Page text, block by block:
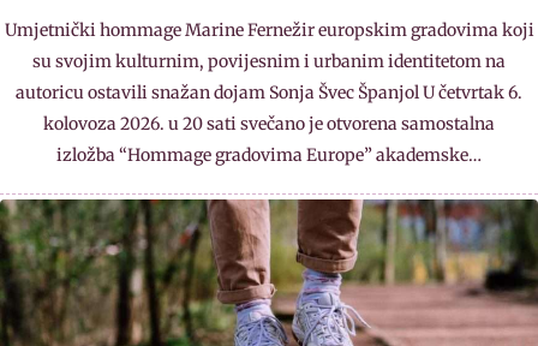
Umjetnički hommage Marine Fernežir europskim gradovima koji
su svojim kulturnim, povijesnim i urbanim identitetom na
autoricu ostavili snažan dojam Sonja Švec Španjol U četvrtak 6.
kolovoza 2026. u 20 sati svečano je otvorena samostalna
izložba “Hommage gradovima Europe” akademske…